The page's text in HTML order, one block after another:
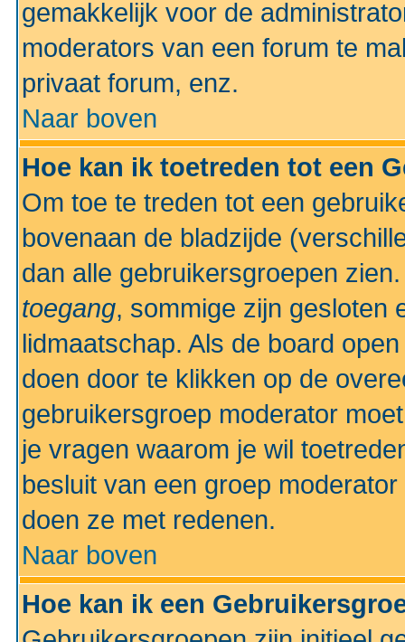
gemakkelijk voor de
moderators van een forum te
privaat forum, enz.
Naar boven
Hoe kan ik toetreden tot een
Om toe te treden tot een
bovenaan de bladzijde
dan alle gebruikersgroepen
toegang, sommige zijn gesloten
lidmaatschap. Als de board
doen door te klikken op de
gebruikersgroep moderator
je vragen waarom je wil
besluit van een groep
doen ze met redenen.
Naar boven
Hoe kan ik een